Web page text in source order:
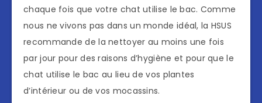
chaque fois que votre chat utilise le bac. Comme
nous ne vivons pas dans un monde idéal, la HSUS
recommande de la nettoyer au moins une fois
par jour pour des raisons d’hygiène et pour que le
chat utilise le bac au lieu de vos plantes
d’intérieur ou de vos mocassins.